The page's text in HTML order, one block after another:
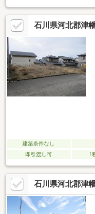
のいい環境。・上下水道の
す。・現況、擁壁・高低差
すが その分土地価格を抑え
津幡駅まで徒歩8分。・津幡
２分。・津幡町の中心地へ
■・商談から引渡しまで経験
たします。ぜひ一度お問合せ
石川県河北郡津
建築条件なし
即引渡し可
1
石川県河北郡津